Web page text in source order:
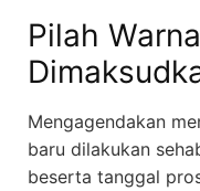
Pilah
Mengagendakan
baru dilakukan
beserta tanggal